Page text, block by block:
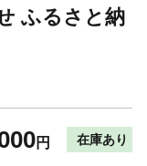
ふるさと納
円 在庫あり